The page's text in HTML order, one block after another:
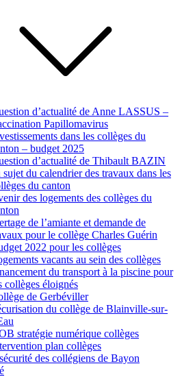
d’actualité de Anne LASSUS –
Papillomavirus
dans les collèges du
– budget 2025
d’actualité de Thibault BAZIN
sujet du calendrier des travaux dans les
du canton
des logements des collèges du
de l’amiante et demande de
pour le collège Charles Guérin
2022 pour les collèges
vacants au sein des collèges
du transport à la piscine pour
collèges éloignés
de Gerbéviller
du collège de Blainville-sur-
stratégie numérique collèges
plan collèges
des collégiens de Bayon